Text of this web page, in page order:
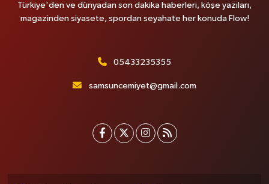
Türkiye'den ve dünyadan son dakika haberleri, köşe yazıları,
magazinden siyasete, spordan seyahate her konuda Flow!
05433235355
samsuncemiyet@gmail.com